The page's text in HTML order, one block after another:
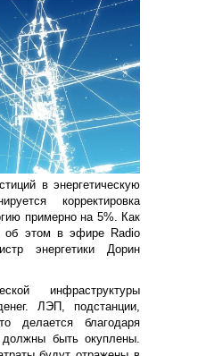
в энергетическую
корректировка
примерно на 5%. Как
об этом в эфире Radio
энергетики Дорин
инфраструктуры
ЛЭП, подстанции,
делается благодаря
быть окуплены.